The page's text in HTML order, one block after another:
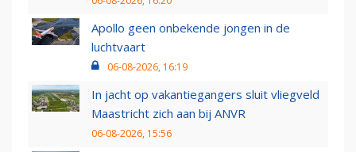
Apollo geen onbekende jongen in de
luchtvaart
06-08-2026, 16:19
In jacht op vakantiegangers sluit vliegveld
Maastricht zich aan bij ANVR
06-08-2026, 15:56